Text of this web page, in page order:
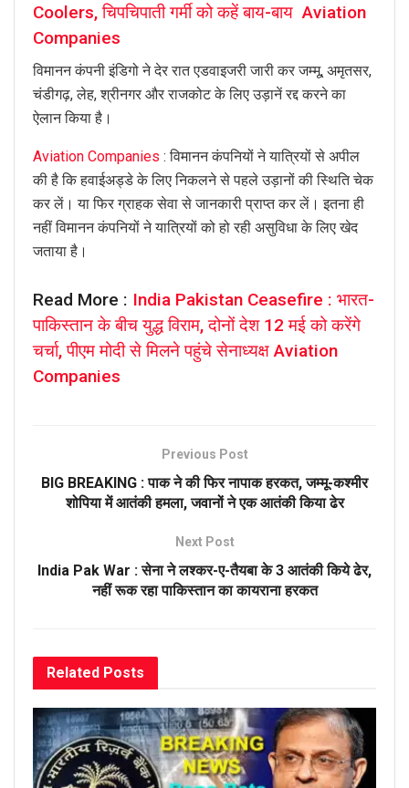
Coolers, चिपचिपाती गर्मी को कहें बाय-बाय Aviation
Companies
विमानन कंपनी इंडिगो ने देर रात एडवाइजरी जारी कर जम्मू, अमृतसर,
चंडीगढ़, लेह, श्रीनगर और राजकोट के लिए उड़ानें रद्द करने का
ऐलान किया है।
Aviation Companies : विमानन कंपनियों ने यात्रियों से अपील
की है कि हवाईअड्डे के लिए निकलने से पहले उड़ानों की स्थिति चेक
कर लें। या फिर ग्राहक सेवा से जानकारी प्राप्त कर लें। इतना ही
नहीं विमानन कंपनियों ने यात्रियों को हो रही असुविधा के लिए खेद
जताया है।
Read More : India Pakistan Ceasefire : भारत-
पाकिस्तान के बीच युद्ध विराम, दोनों देश 12 मई को करेंगे
चर्चा, पीएम मोदी से मिलने पहुंचे सेनाध्यक्ष Aviation
Companies
Previous Post
BIG BREAKING : पाक ने की फिर नापाक हरकत, जम्मू-कश्मीर
शोपिया में आतंकी हमला, जवानों ने एक आतंकी किया ढेर
Next Post
India Pak War : सेना ने लश्कर-ए-तैयबा के 3 आतंकी किये ढेर,
नहीं रूक रहा पाकिस्तान का कायराना हरकत
Related Posts